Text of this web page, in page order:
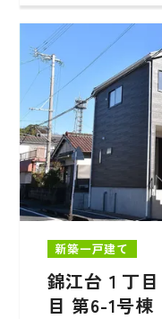
新築一戸建て
錦江台１丁
目 第6-1号棟